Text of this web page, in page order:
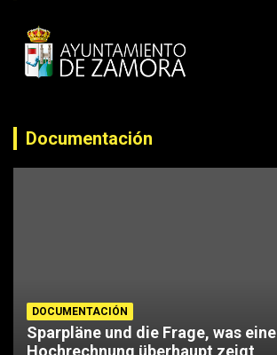
Documentación
DOCUMENTACIÓN
Sparpläne und die Frage, was eine